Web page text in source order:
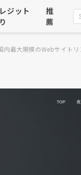
ジット
推
薦
最大規模のWebサイト